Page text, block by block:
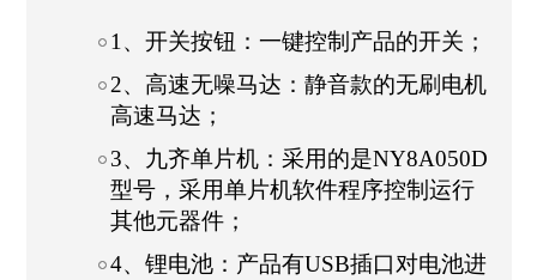
1、开关按钮：一键控制产品的开关；
2、高速无噪马达：静音款的无刷电机
高速马达；
3、九齐单片机：采用的是NY8A050D
型号，采用单片机软件程序控制运行
其他元器件；
4、锂电池：产品有USB插口对电池进